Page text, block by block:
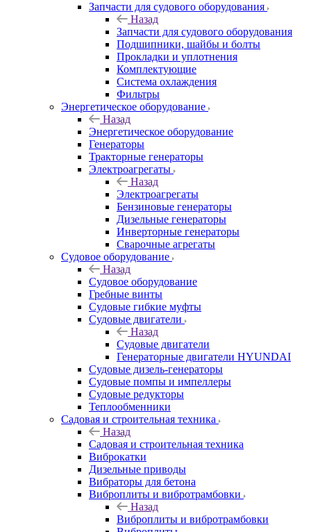
Запчасти для судового оборудования
Назад
Запчасти для судового оборудования
Подшипники, шайбы и болты
Прокладки и уплотнения
Комплектующие
Система охлаждения
Фильтры
Энергетическое оборудование
Назад
Энергетическое оборудование
Генераторы
Тракторные генераторы
Электроагрегаты
Назад
Электроагрегаты
Бензиновые генераторы
Дизельные генераторы
Инверторные генераторы
Сварочные агрегаты
Судовое оборудование
Назад
Судовое оборудование
Гребные винты
Судовые гибкие муфты
Судовые двигатели
Назад
Судовые двигатели
Генераторные двигатели HYUNDAI
Судовые дизель-генераторы
Судовые помпы и импеллеры
Судовые редукторы
Теплообменники
Садовая и строительная техника
Назад
Садовая и строительная техника
Виброкатки
Дизельные приводы
Вибраторы для бетона
Виброплиты и вибротрамбовки
Назад
Виброплиты и вибротрамбовки